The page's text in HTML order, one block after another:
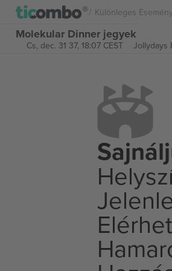
Különleges
Molekular Dinner jegyek
Cs, dec. 31 37, 18:07 CEST Jollydays